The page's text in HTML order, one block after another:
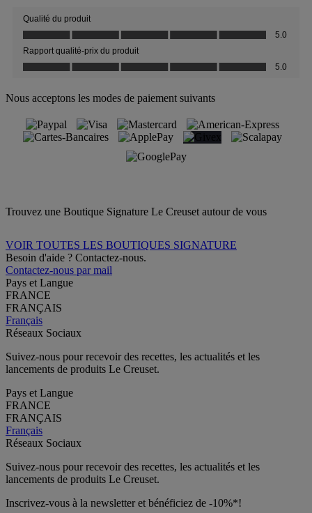
Nous acceptons les modes de paiement suivants
Trouvez une Boutique Signature Le Creuset autour de vous
VOIR TOUTES LES BOUTIQUES SIGNATURE
Besoin d'aide ? Contactez-nous.
Contactez-nous par mail
Pays et Langue
FRANCE
FRANÇAIS
Français
Réseaux Sociaux
Suivez-nous pour recevoir des recettes, les actualités et les
lancements de produits Le Creuset.
Pays et Langue
FRANCE
FRANÇAIS
Français
Réseaux Sociaux
Suivez-nous pour recevoir des recettes, les actualités et les
lancements de produits Le Creuset.
Inscrivez-vous à la newsletter et bénéficiez de -10%*!